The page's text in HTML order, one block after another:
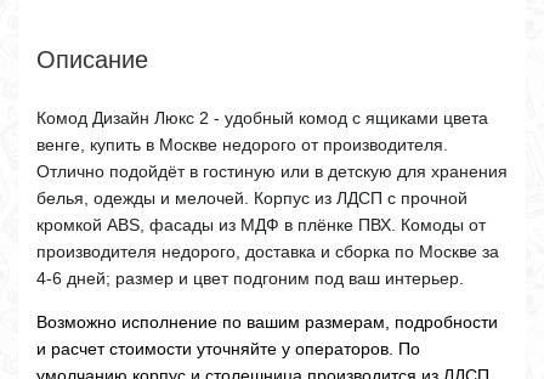
Описание
Комод Дизайн Люкс 2 - удобный комод с ящиками цвета
венге, купить в Москве недорого от производителя.
Отлично подойдёт в гостиную или в детскую для хранения
белья, одежды и мелочей. Корпус из ЛДСП с прочной
кромкой ABS, фасады из МДФ в плёнке ПВХ. Комоды от
производителя недорого, доставка и сборка по Москве за
4-6 дней; размер и цвет подгоним под ваш интерьер.
Возможно исполнение по вашим размерам, подробности
и расчет стоимости уточняйте у операторов. По